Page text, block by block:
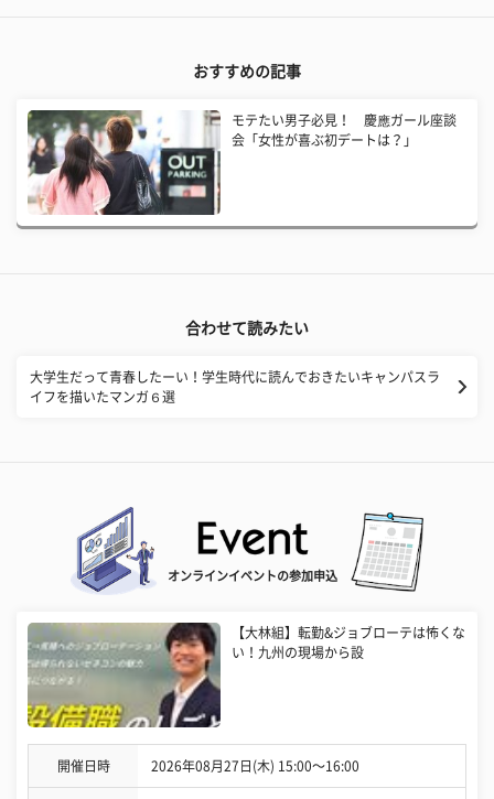
おすすめの記事
モテたい男子必見！ 慶應ガール座談
会「女性が喜ぶ初デートは？」
合わせて読みたい
大学生だって青春したーい！学生時代に読んでおきたいキャンパスラ
イフを描いたマンガ６選
オンラインイベントの参加申込
【大林組】転勤&ジョブローテは怖くな
い！九州の現場から設
開催日時 2026年08月27日(木) 15:00〜16:00